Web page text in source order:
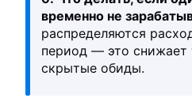
временно не
распределяются
период — это снижает
скрытые обиды.